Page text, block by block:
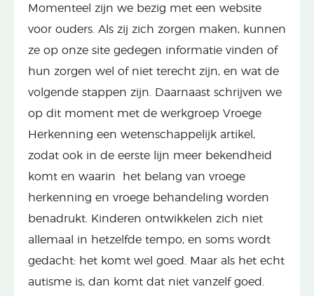
Momenteel zijn we bezig met een website
voor ouders. Als zij zich zorgen maken, kunnen
ze op onze site gedegen informatie vinden of
hun zorgen wel of niet terecht zijn, en wat de
volgende stappen zijn. Daarnaast schrijven we
op dit moment met de werkgroep Vroege
Herkenning een wetenschappelijk artikel,
zodat ook in de eerste lijn meer bekendheid
komt en waarin het belang van vroege
herkenning en vroege behandeling worden
benadrukt. Kinderen ontwikkelen zich niet
allemaal in hetzelfde tempo, en soms wordt
gedacht: het komt wel goed. Maar als het echt
autisme is, dan komt dat niet vanzelf goed.